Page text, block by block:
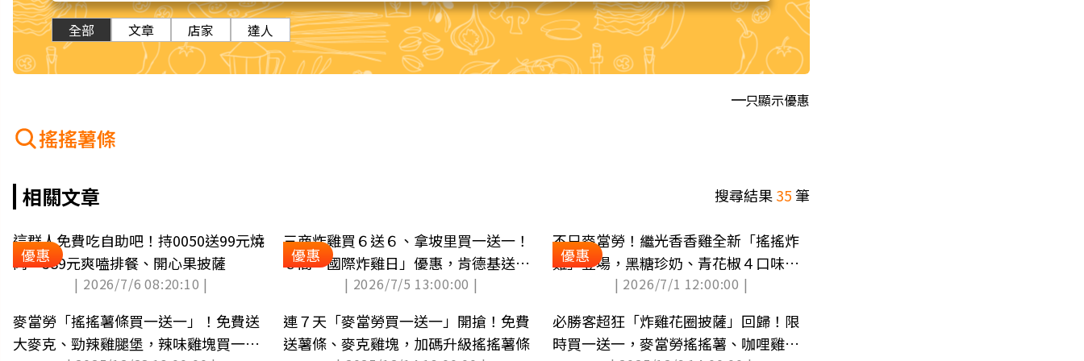
全部 文章 店家 達人
只顯示優惠
搖搖薯條
相關文章 搜尋結果35筆
優惠
這群人免費吃自助吧！持0050送99元燒
肉，389元爽嗑排餐、開心果披薩
| 2026/7/6 08:20:10 |
優惠
三商炸雞買６送６、拿坡里買一送一！
６間「國際炸雞日」優惠，肯德基送雞
| 2026/7/5 13:00:00 |
優惠
不只麥當勞！繼光香香雞全新「搖搖炸
雞」登場，黑糖珍奶、青花椒４口味必
| 2026/7/1 12:00:00 |
麥當勞「搖搖薯條買一送一」！免費送
大麥克、勁辣雞腿堡，辣味雞塊買一送
連７天「麥當勞買一送一」開搶！免費
送薯條、麥克雞塊，加碼升級搖搖薯條
必勝客超狂「炸雞花圈披薩」回歸！限
時買一送一，麥當勞搖搖薯、咖哩雞開